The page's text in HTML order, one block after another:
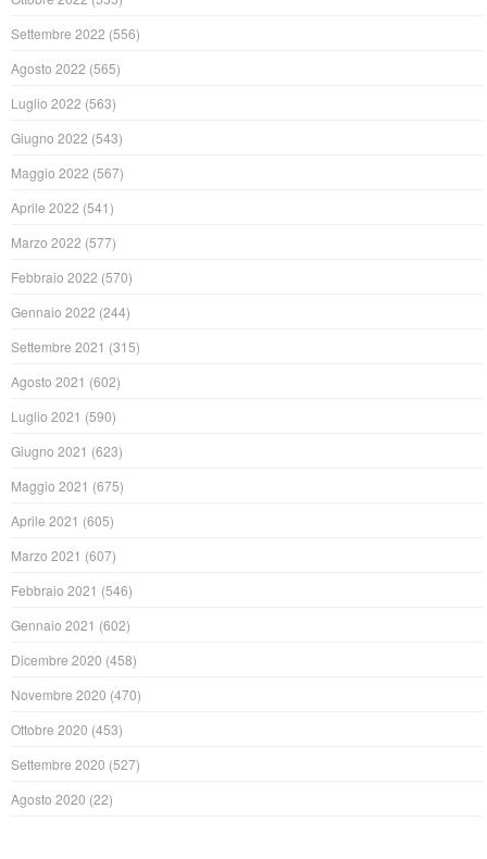
Settembre 2022 (556)
Agosto 2022 (565)
Luglio 2022 (563)
Giugno 2022 (543)
Maggio 2022 (567)
Aprile 2022 (541)
Marzo 2022 (577)
Febbraio 2022 (570)
Gennaio 2022 (244)
Settembre 2021 (315)
Agosto 2021 (602)
Luglio 2021 (590)
Giugno 2021 (623)
Maggio 2021 (675)
Aprile 2021 (605)
Marzo 2021 (607)
Febbraio 2021 (546)
Gennaio 2021 (602)
Dicembre 2020 (458)
Novembre 2020 (470)
Ottobre 2020 (453)
Settembre 2020 (527)
Agosto 2020 (22)